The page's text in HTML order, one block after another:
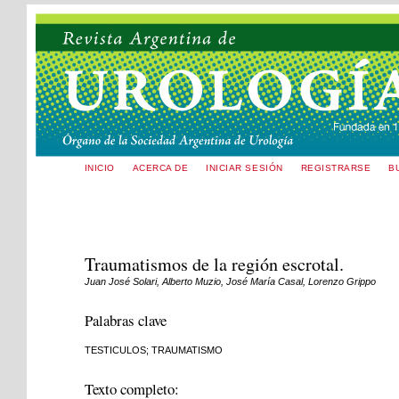
INICIO ACERCA DE INICIAR SESIÓN REGISTRARSE
Traumatismos de la región escrotal.
Juan José Solari, Alberto Muzio, José María Casal, Lorenzo Grippo
Palabras clave
TESTICULOS; TRAUMATISMO
Texto completo: